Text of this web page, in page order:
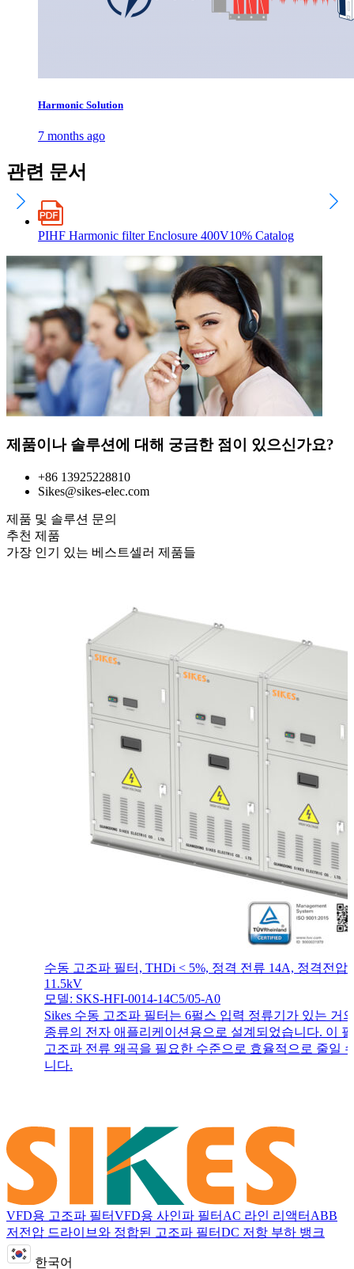
Harmonic Solution
7 months ago
관련 문서
PIHF Harmonic filter Enclosure 400V10% Catalog
제품이나 솔루션에 대해 궁금한 점이 있으신가요?
+86 13925228810
Sikes@sikes-elec.com
제품 및 솔루션 문의
추천 제품
가장 인기 있는 베스트셀러 제품들
수동 고조파 필터, THDi < 5%, 정격 전류 14A, 정격전압
11.5kV
모델: SKS-HFI-0014-14C5/05-A0
Sikes 수동 고조파 필터는 6펄스 입력 정류기가 있는 거
종류의 전자 애플리케이션용으로 설계되었습니다. 이
고조파 전류 왜곡을 필요한 수준으로 효율적으로 줄일
니다.
VFD용 고조파 필터VFD용 사인파 필터 AC 라인 리액터 ABB
저전압 드라이브와 정합된 고조파 필터DC 저항 부하 뱅크
한국어